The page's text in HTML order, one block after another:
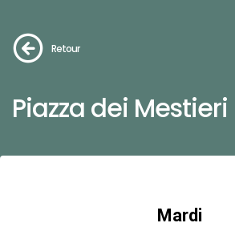
Retour
Piazza dei Mestieri
Mardi